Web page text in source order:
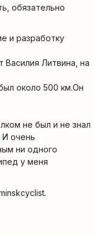
обязательно
и разработку
Литвина, на
около 500 км.Он
не был и не знал
И очень
ни одного
у меня